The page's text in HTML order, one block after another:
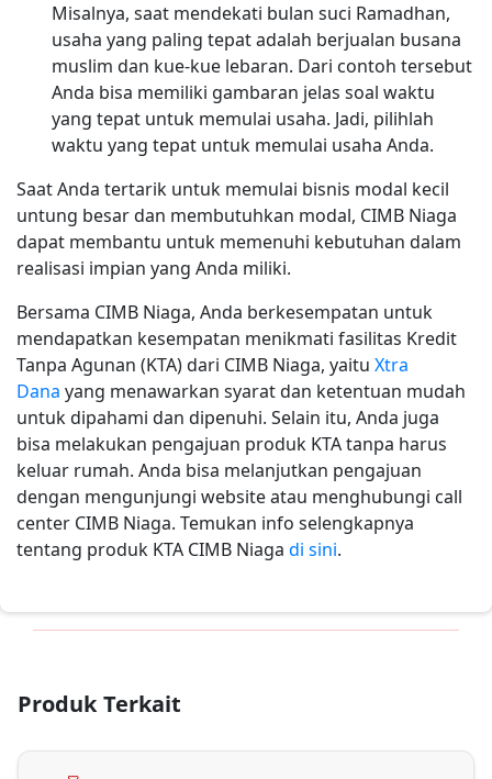
Misalnya, saat mendekati bulan suci Ramadhan,
usaha yang paling tepat adalah berjualan busana
muslim dan kue-kue lebaran. Dari contoh tersebut
Anda bisa memiliki gambaran jelas soal waktu
yang tepat untuk memulai usaha. Jadi, pilihlah
waktu yang tepat untuk memulai usaha Anda.
Saat Anda tertarik untuk memulai bisnis modal kecil
untung besar dan membutuhkan modal, CIMB Niaga
dapat membantu untuk memenuhi kebutuhan dalam
realisasi impian yang Anda miliki.
Bersama CIMB Niaga, Anda berkesempatan untuk
mendapatkan kesempatan menikmati fasilitas Kredit
Tanpa Agunan (KTA) dari CIMB Niaga, yaitu Xtra
Dana yang menawarkan syarat dan ketentuan mudah
untuk dipahami dan dipenuhi. Selain itu, Anda juga
bisa melakukan pengajuan produk KTA tanpa harus
keluar rumah. Anda bisa melanjutkan pengajuan
dengan mengunjungi website atau menghubungi call
center CIMB Niaga. Temukan info selengkapnya
tentang produk KTA CIMB Niaga di sini.
Produk Terkait